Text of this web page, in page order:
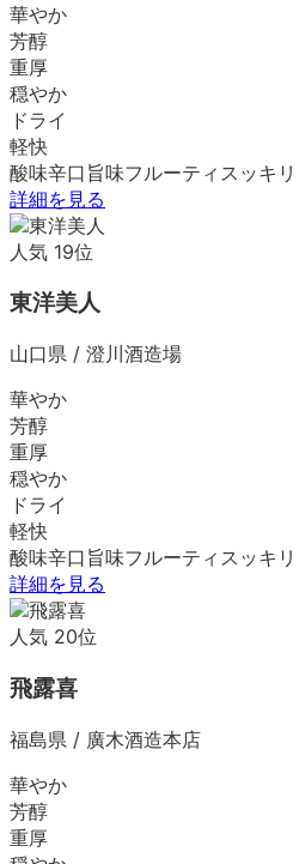
華やか
芳醇
重厚
穏やか
ドライ
軽快
酸味辛口 旨味フルーティ スッキリ
詳細を見る
人気 19位
東洋美人
山口県 / 澄川酒造場
華やか
芳醇
重厚
穏やか
ドライ
軽快
酸味辛口 旨味フルーティ スッキリ
詳細を見る
人気 20位
飛露喜
福島県 / 廣木酒造本店
華やか
芳醇
重厚